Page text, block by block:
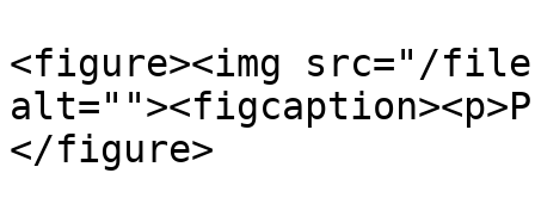
<figure><img src="/files/
</figure>